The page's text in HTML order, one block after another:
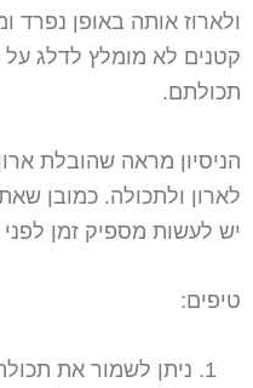
ולארוז אותה באופן
קטנים לא מומלץ לדלג על
תכולתם.
הניסיון מראה שהובלת
לארון ולתכולה. כמובן
יש לעשות מספיק זמן
טיפים:
ניתן לשמור את